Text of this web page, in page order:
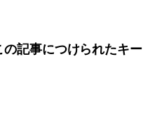
の記事につけられたキ